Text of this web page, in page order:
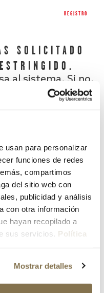
usan para personalizar
funciones de redes
compartimos
del sitio web con
publicidad y análisis
con otra información
hayan recopilado a
sus servicios. Política
Mostrar detalles
REGISTRO
SOLICITADO
al sistema. Si no,